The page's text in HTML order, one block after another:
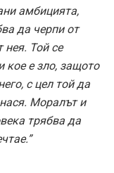
амбицията,
да черпи от
нея. Той се
кое е зло, защото
с цел той да
Моралът и
трябва да